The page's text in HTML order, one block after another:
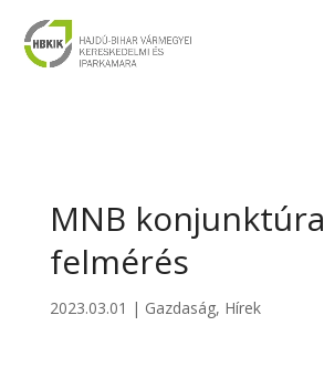
MNB konjunktúra
felmérés
2023.03.01 | Gazdaság, Hírek